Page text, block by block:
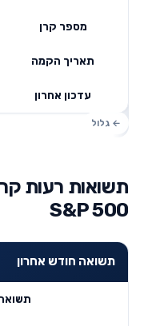
מספר קרן
תאריך הקמה
עדכון אחרון
תשואות רעות
S&P 500
תשואה חודש אחרון